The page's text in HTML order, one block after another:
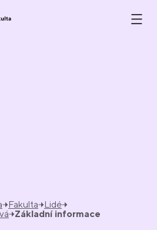
Fakulta
Lidé
Základní informace